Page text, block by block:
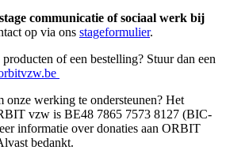
communicatie of sociaal werk bij
op via ons stageformulier.
of een bestelling? Stuur dan een
onze werking te ondersteunen? Het
vzw is BE48 7865 7573 8127 (BIC-
informatie over donaties aan ORBIT
bedankt.